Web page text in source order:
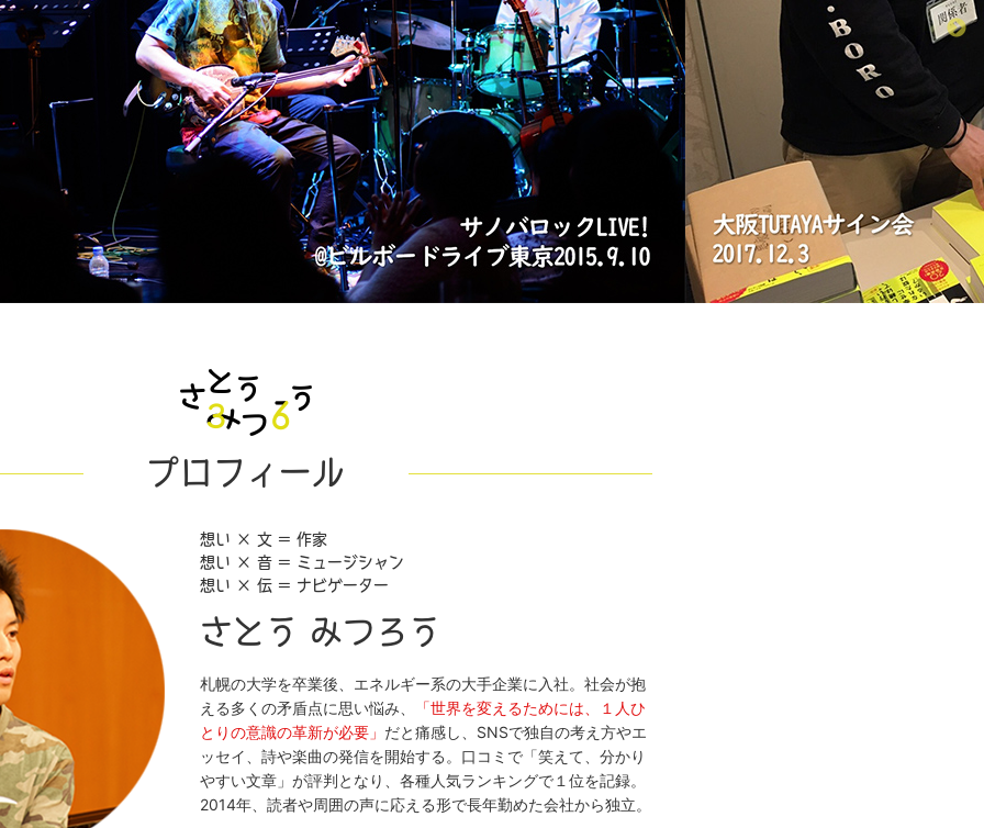
プロフィール
想い × 文 = 作家
想い × 音 = ミュージシャン
想い × 伝 = ナビゲーター
さとう みつろう
札幌の大学を卒業後、エネルギー系の大手企業に入社。社会が抱
える多くの矛盾点に思い悩み、
「世界を変えるためには、１人ひ
とりの意識の革新が必要」 だと痛感し、SNSで独自の考え方やエ
ッセイ、詩や楽曲の発信を開始する。口コミで「笑えて、分かり
やすい文章」が評判となり、各種人気ランキングで１位を記録。
2014年、読者や周囲の声に応える形で長年勤めた会社から独立。